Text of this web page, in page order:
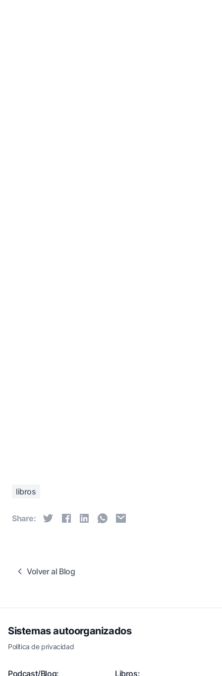
libros
Share:
Volver al Blog
Sistemas autoorganizados
Política de privacidad
Podcast/Blog: Libros: